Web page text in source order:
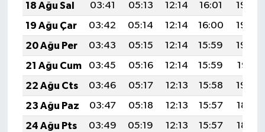
18 Ağu Sal
03:41 05:13 12:14 16:01
19:05
19 Ağu Çar
03:42 05:14 12:14 16:00
19:04
20 Ağu Per
03:43 05:15 12:14 15:59
19:03
21 Ağu Cum
03:45 05:16 12:14 15:59
19:01
22 Ağu Cts
03:46 05:17 12:13 15:58
19:00
23 Ağu Paz
03:47 05:18 12:13 15:57
18:58
24 Ağu Pts
03:49 05:19 12:13 15:57
18:57